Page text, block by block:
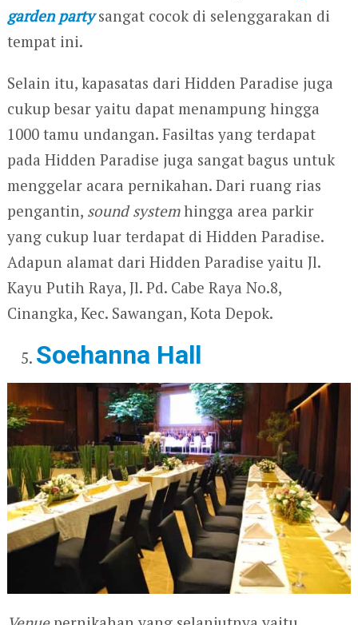
garden partysangat cocok di selenggarakan di
tempat ini.
Selain itu, kapasatas dari Hidden Paradise juga
cukup besar yaitu dapat menampung hingga
1000 tamu undangan. Fasiltas yang terdapat
pada Hidden Paradise juga sangat bagus untuk
menggelar acara pernikahan. Dari ruang rias
pengantin, sound systemhingga area parkir
yang cukup luar terdapat di Hidden Paradise.
Adapun alamat dari Hidden Paradise yaitu Jl.
Kayu Putih Raya, Jl. Pd. Cabe Raya No.8,
Cinangka, Kec. Sawangan, Kota Depok.
Soehanna Hall